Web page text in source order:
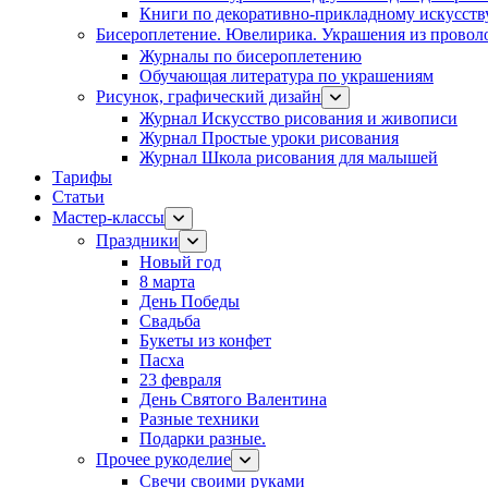
Книги по декоративно-прикладному
Бисероплетение. Ювелирика. Украшения из
Журналы по бисероплетению
Обучающая литература по украшениям
Рисунок, графический дизайн
Журнал Искусство рисования и живописи
Журнал Простые уроки рисования
Журнал Школа рисования для малышей
Тарифы
Статьи
Мастер-классы
Праздники
Новый год
8 марта
День Победы
Свадьба
Букеты из конфет
Пасха
23 февраля
День Святого Валентина
Разные техники
Подарки разные.
Прочее рукоделие
Свечи своими руками